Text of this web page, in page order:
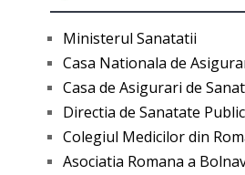
Ministerul Sanatatii
Casa Nationala de
Casa de Asigurari de
Directia de Sanatate
Colegiul Medicilor din
Asociatia Romana a